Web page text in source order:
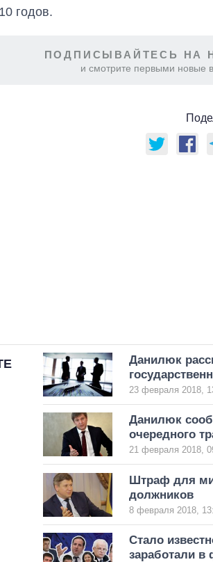
годов.
ПОДПИСЫВАЙТЕСЬ НА
и смотрите первыми новые
Данилюк
23 февраля 2018,
Данилюк
очередного
21 февраля 2018,
Штраф для
должников
8 февраля 2018,
Стало
заработали в